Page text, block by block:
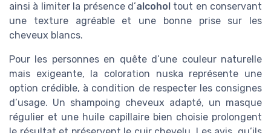
ainsi à limiter la présence d’alcohol tout en conservant
une texture agréable et une bonne prise sur les
cheveux blancs.
Pour les personnes en quête d’une couleur naturelle
mais exigeante, la coloration nuska représente une
option crédible, à condition de respecter les consignes
d’usage. Un shampoing cheveux adapté, un masque
régulier et une huile capillaire bien choisie prolongent